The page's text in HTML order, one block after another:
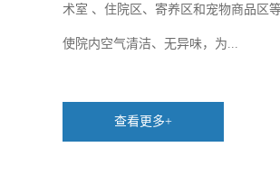
术室 、住院区、寄养区和宠物商品区
使院内空气清洁、无异味，为...
查看更多+